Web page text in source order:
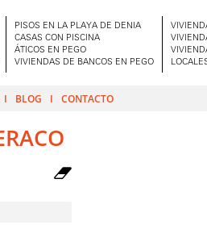
PISOS EN LA PLAYA DE DENIA
CASAS CON PISCINA
ÁTICOS EN PEGO
VIVIENDAS DE BANCOS EN PEGO
BLOG CONTACTO